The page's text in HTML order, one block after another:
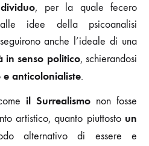
, per la quale fecero
alle idee della psicoanalisi
anche l’ideale di una
in senso politico, schierandosi
e anticolonialiste.
il Surrealismo non fosse
artistico, quanto piuttosto un
alternativo di essere e